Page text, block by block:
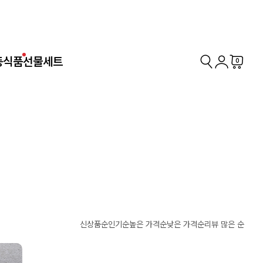
품선물세트 0
신상품순인기순높은 가격순낮은 가격순리뷰 많은 순